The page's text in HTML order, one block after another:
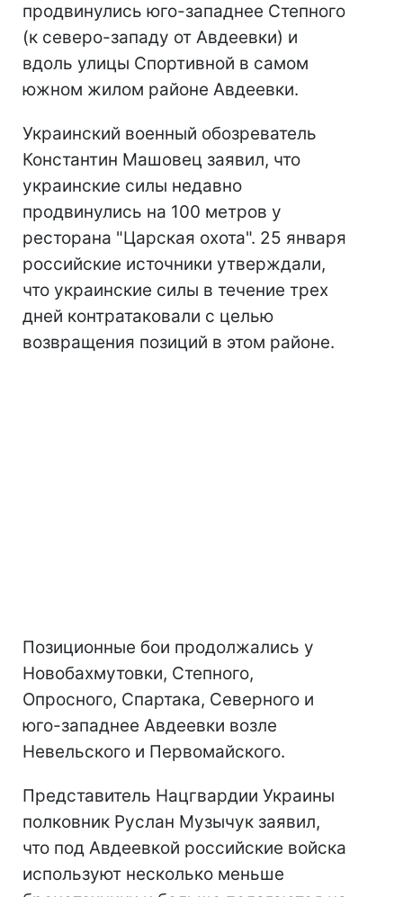
продвинулись юго-западнее Степного
(к северо-западу от Авдеевки) и
вдоль улицы Спортивной в самом
южном жилом районе Авдеевки.
Украинский военный обозреватель
Константин Машовец заявил, что
украинские силы недавно
продвинулись на 100 метров у
ресторана "Царская охота". 25 января
российские источники утверждали,
что украинские силы в течение трех
дней контратаковали с целью
возвращения позиций в этом районе.
Позиционные бои продолжались у
Новобахмутовки, Степного,
Опросного, Спартака, Северного и
юго-западнее Авдеевки возле
Невельского и Первомайского.
Представитель Нацгвардии Украины
полковник Руслан Музычук заявил,
что под Авдеевкой российские войска
используют несколько меньше